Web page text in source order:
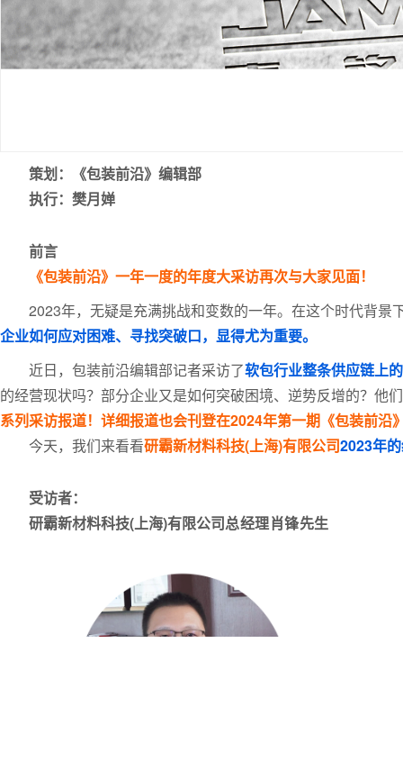
策划：《包装前沿》编辑部
执行：樊月婵
前言
《包装前沿》一年一度的年度大采访再次与大家见面！
2023年，无疑是充满挑战和变数的一年。在这个时代背景
企业如何应对困难、寻找突破口，显得尤为重要。
近日，包装前沿编辑部记者采访了软包行业整条供应链上
的经营现状吗？部分企业又是如何突破困境、逆势反增的？他
系列采访报道！详细报道也会刊登在2024年第一期《包装前沿
今天，我们来看看研霸新材料科技(上海)有限公司2023年
受访者：
研霸新材料科技(上海)有限公司总经理肖锋先生